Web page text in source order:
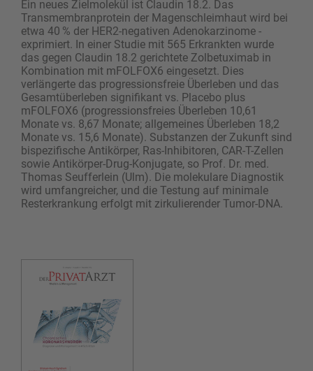
Ein neues Zielmolekül ist Claudin 18.2. Das
Transmembranprotein der Magenschleimhaut wird bei
etwa 40 % der HER2-negativen Adenokarzinome ­
exprimiert. In einer Studie mit 565 Erkrankten wurde
das gegen Claudin 18.2 gerichtete Zolbetuximab in
Kombination mit mFOLFOX6 eingesetzt. Dies
verlängerte das progressionsfreie Überleben und das
Gesamtüberleben signifikant vs. Placebo plus
mFOLFOX6 (progressionsfreies Überleben 10,61
Monate vs. 8,67 Monate; allgemeines Überleben 18,2
Monate vs. 15,6 Monate). Substanzen der Zukunft sind
bispezifische Antikörper, Ras-Inhibitoren, CAR-T-Zellen
sowie Antikörper-Drug-Konjugate, so Prof. Dr. med.
Thomas Seufferlein (Ulm). Die molekulare Diagnostik
wird ­umfangreicher, und die Testung auf minimale
Resterkrankung erfolgt mit zirkulierender Tumor-DNA.